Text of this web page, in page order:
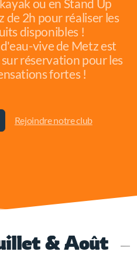
ou en Stand Up
de 2h pour réaliser les
disponibles !
vive de Metz est
réservation pour les
fortes !
Rejoindre notre club
& Août